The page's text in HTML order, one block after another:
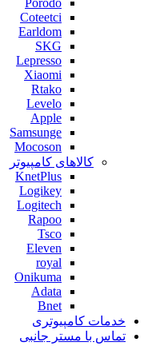
Porodo
Coteetci
Earldom
SKG
Lepresso
Xiaomi
Rtako
Levelo
Apple
Samsunge
Mocoson
کالاهای کامپیوتر
KnetPlus
Logikey
Logitech
Rapoo
Tsco
Eleven
royal
Onikuma
Adata
Bnet
خدمات کامپیوتری
تماس با مستر جانبی